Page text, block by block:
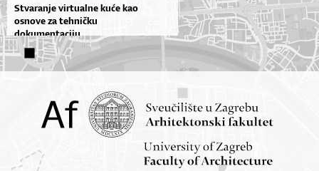
Stvaranje virtualne kuće kao
osnove za tehničku
dokumentaciju,...